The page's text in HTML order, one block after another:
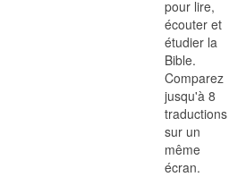
pour lire,
écouter et
étudier la
Bible.
Comparez
jusqu'à 8
traductions
sur un
même
écran.